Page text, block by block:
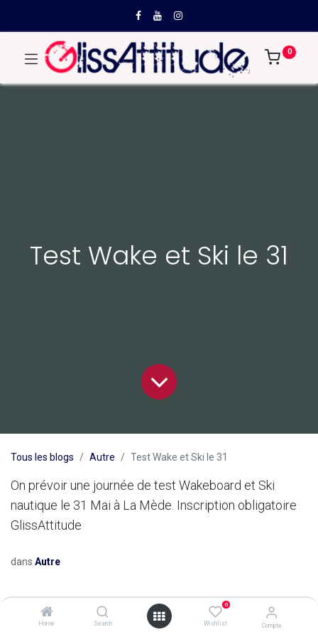
Home Search
0
Wishlist Compte
0
Test Wake et Ski le 31
Tous les blogs Autre Test Wake et Ski le 31
On prévoir une journée de test Wakeboard et Ski
nautique le 31 Mai à La Mède. Inscription obligatoire
GlissAttitude
dans Autre